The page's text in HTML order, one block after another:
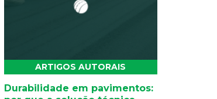
ARTIGOS AUTORAIS
Durabilidade em pavimentos: